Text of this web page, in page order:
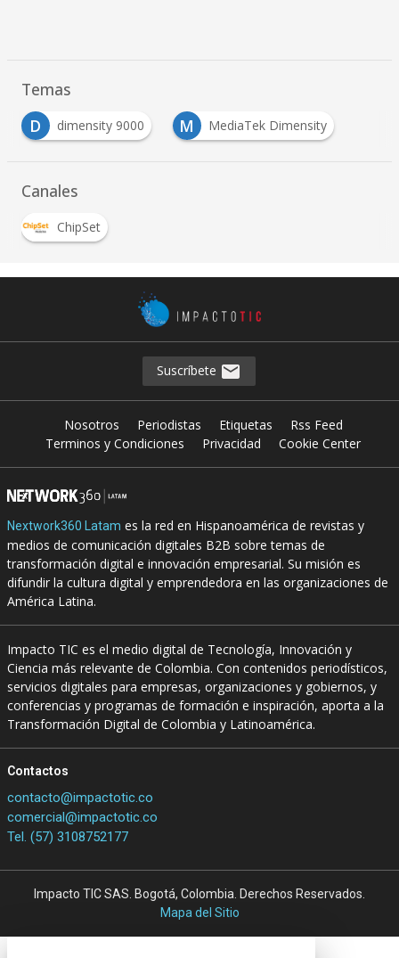
Temas
D
dimensity 9000 M MediaTek Dimensity
Canales
ChipSet
Suscríbete
Nosotros Periodistas Etiquetas
Rss Feed
Terminos y Condiciones
Privacidad Cookie Center
Nextwork360 Latam es la red en Hispanoamérica de revistas y
medios de comunicación digitales B2B sobre temas de
transformación digital e innovación empresarial. Su misión es
difundir la cultura digital y emprendedora en las organizaciones de
América Latina.
Impacto TIC es el medio digital de Tecnología, Innovación y
Ciencia más relevante de Colombia. Con contenidos periodísticos,
servicios digitales para empresas, organizaciones y gobiernos, y
conferencias y programas de formación e inspiración, aporta a la
Transformación Digital de Colombia y Latinoamérica.
Contactos
contacto@impactotic.co
comercial@impactotic.co
Tel. (57) 3108752177
Impacto TIC SAS. Bogotá, Colombia. Derechos Reservados.
Mapa del Sitio